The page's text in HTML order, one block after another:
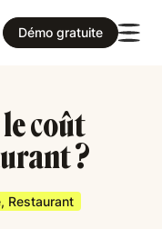
Démo gratuite
coût
?
Restaurant